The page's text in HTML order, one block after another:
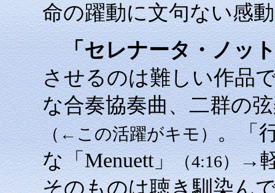
命の躍動に文句ない感
「セレナータ・ノッ
させるのは難しい作品
な合奏協奏曲、二群の
（←この活躍がキモ）。「
な「Menuett」（4:16）→
そのものは聴き馴染ん